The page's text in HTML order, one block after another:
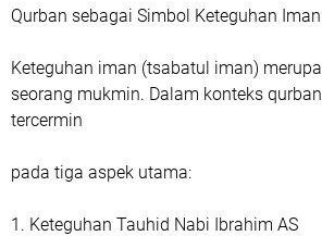
Qurban sebagai Simbol Keteguhan Iman
Keteguhan iman (tsabatul iman)
seorang mukmin. Dalam konteks
tercermin
pada tiga aspek utama:
1. Keteguhan Tauhid Nabi Ibrahim AS